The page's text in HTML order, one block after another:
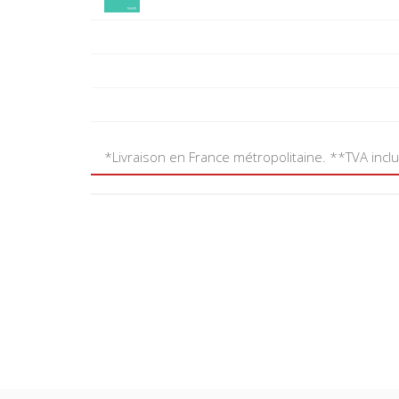
*Livraison en France métropolitaine. **TVA